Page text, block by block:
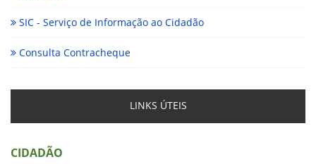
SIC - Serviço de Informação ao Cidadão
Consulta Contracheque
LINKS ÚTEIS
CIDADÃO